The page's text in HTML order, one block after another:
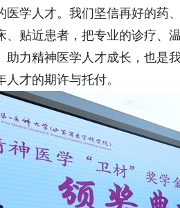
医学人才。我们坚信再好的药
、贴近患者，把专业的诊疗、
助力精神医学人才成长，也是
才的期许与托付。